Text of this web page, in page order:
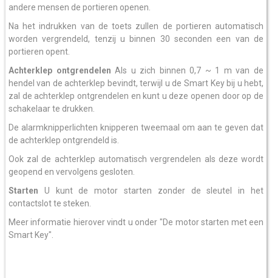
andere mensen de portieren openen.
Na het indrukken van de toets zullen de portieren automatisch
worden vergrendeld, tenzij u binnen 30 seconden een van de
portieren opent.
Achterklep ontgrendelenAls u zich binnen 0,7 ~ 1 m van de
hendel van de achterklep bevindt, terwijl u de Smart Key bij u hebt,
zal de achterklep ontgrendelen en kunt u deze openen door op de
schakelaar te drukken.
De alarmknipperlichten knipperen tweemaal om aan te geven dat
de achterklep ontgrendeld is.
Ook zal de achterklep automatisch vergrendelen als deze wordt
geopend en vervolgens gesloten.
Starten U kunt de motor starten zonder de sleutel in het
contactslot te steken.
Meer informatie hierover vindt u onder "De motor starten met een
Smart Key".